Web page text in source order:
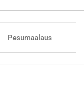
Pesumaalaus